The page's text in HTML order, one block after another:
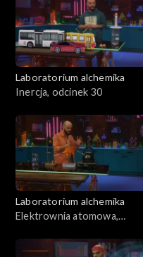
Laboratorium alchemika
Inercja, odcinek 30
Laboratorium alchemika
Elektrownia atomowa,